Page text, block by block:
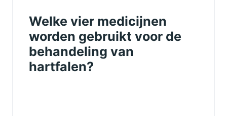
Welke vier medicijnen
worden gebruikt voor de
behandeling van
hartfalen?